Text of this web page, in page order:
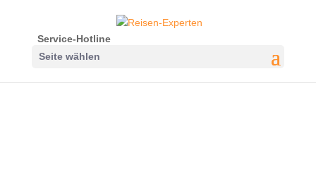
Service-Hotline
Seite wählen